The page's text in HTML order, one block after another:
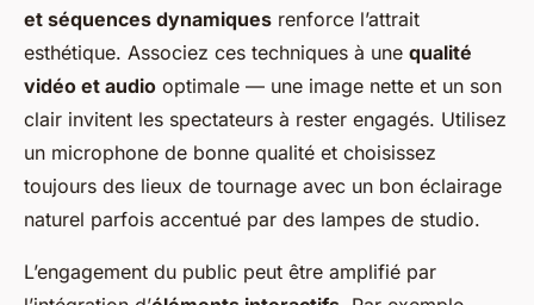
et séquences dynamiques renforce l’attrait
esthétique. Associez ces techniques à une qualité
vidéo et audio optimale — une image nette et un son
clair invitent les spectateurs à rester engagés. Utilisez
un microphone de bonne qualité et choisissez
toujours des lieux de tournage avec un bon éclairage
naturel parfois accentué par des lampes de studio.
L’engagement du public peut être amplifié par